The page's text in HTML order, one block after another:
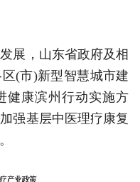
展，山东省政府及相
(市)新型智慧城市建
健康滨州行动实施方
强基层中医理疗康复